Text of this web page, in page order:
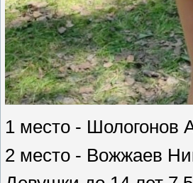
1 место - Шологонов
2 место - Вожжаев